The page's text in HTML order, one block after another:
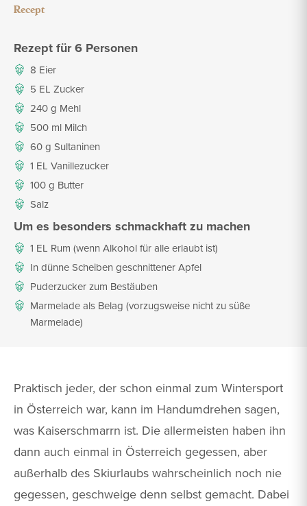
Recept
Rezept für 6 Personen
8 Eier
5 EL Zucker
240 g Mehl
500 ml Milch
60 g Sultaninen
1 EL Vanillezucker
100 g Butter
Salz
Um es besonders schmackhaft zu machen
1 EL Rum (wenn Alkohol für alle erlaubt ist)
In dünne Scheiben geschnittener Apfel
Puderzucker zum Bestäuben
Marmelade als Belag (vorzugsweise nicht zu süße
Marmelade)
Praktisch jeder, der schon einmal zum Wintersport
in Österreich war, kann im Handumdrehen sagen,
was Kaiserschmarrn ist. Die allermeisten haben ihn
dann auch einmal in Österreich gegessen, aber
außerhalb des Skiurlaubs wahrscheinlich noch nie
gegessen, geschweige denn selbst gemacht. Dabei